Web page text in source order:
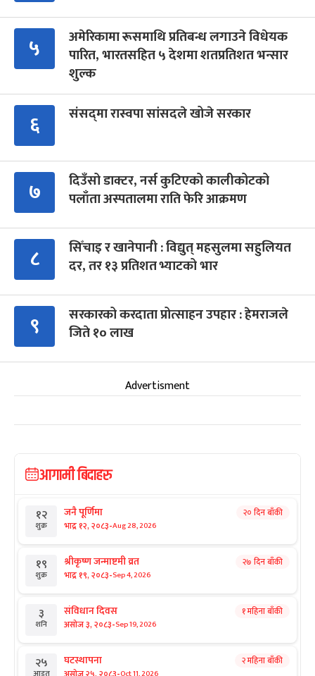
५
अमेरिकामा रूसमाथि प्रतिबन्ध लगाउने विधेयक
पारित, भारतसहित ५ देशमा शतप्रतिशत भन्सार
शुल्क
६ संसद्‍मा रास्वपा सांसदले खोजे सरकार
७
दिउँसो डाक्टर, नर्स कुटिएको कालीकोटको
पलाँता अस्पतालमा राति फेरि आक्रमण
८
सिँचाइ र खानेपानी : विद्युत् महसुलमा सहुलियत
दर, तर १३ प्रतिशत भ्याटको भार
९
सरकारको करदाता प्रोत्साहन उपहार : हेमराजले
जिते १० लाख
Advertisment
आगामी बिदाहरु
१२
शुक्र
जनै पूर्णिमा
भाद्र १२, २०८३-Aug 28, 2026
२० दिन बाँकी
१९
शुक्र
श्रीकृष्ण जन्माष्टमी व्रत
भाद्र १९, २०८३-Sep 4, 2026
२७ दिन बाँकी
३
शनि
संविधान दिवस
असोज ३, २०८३-Sep 19, 2026
१ महिना बाँकी
२५ घटस्थापना २ महिना बाँकी